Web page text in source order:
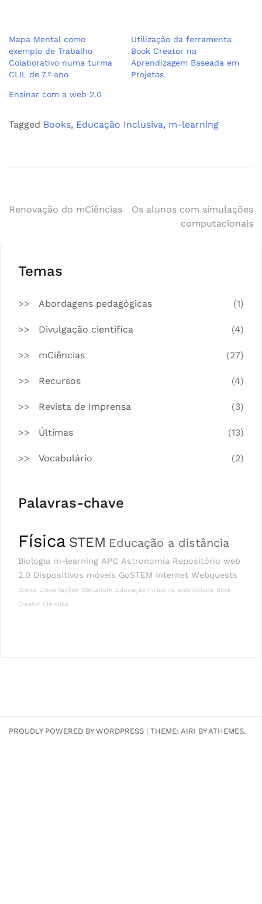
Mapa Mental como
exemplo de Trabalho
Colaborativo numa turma
CLIL de 7.º ano
Utilização da ferramenta
Book Creator na
Aprendizagem Baseada em
Projetos
Ensinar com a web 2.0
Tagged Books, Educação Inclusiva, m-learning
Navegação
Renovação do mCiências
Os alunos com simulações
computacionais
Temas
Abordagens pedagógicas (1)
Divulgação científica (4)
mCiências (27)
Recursos (4)
Revista de Imprensa (3)
Últimas (13)
Vocabulário (2)
Palavras-chave
Física STEM Educação a distância
Biologia m-learning APC Astronomia Repositório web
2.0 Dispositivos móveis GoSTEM Internet Webquests
Books Dissertações Stellarium Educação Inclusiva eletricidade Book
Creator Ciências
PROUDLY POWERED BY WORDPRESS | THEME: AIRI BY ATHEMES.